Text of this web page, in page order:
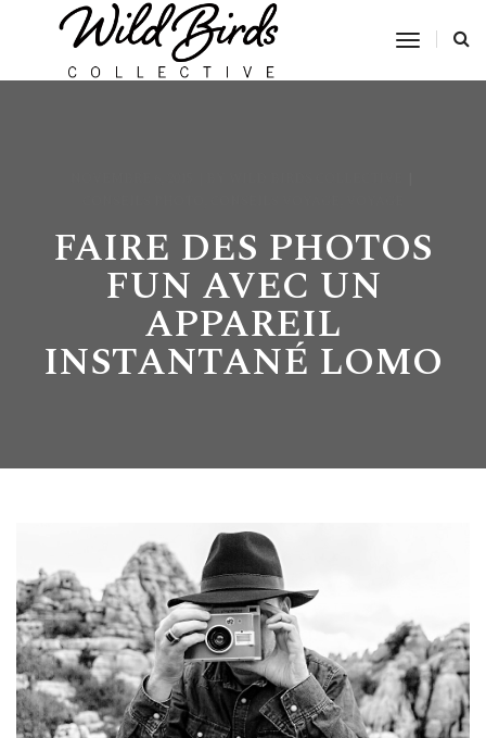
Toggle
FAIRE DES PHOTOS
FUN AVEC UN
APPAREIL
INSTANTANÉ LOMO